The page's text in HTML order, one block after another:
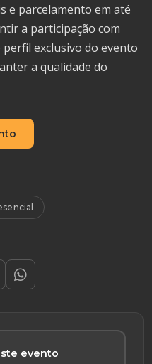
e parcelamento em até
a participação com
exclusivo do evento
a qualidade do
evento